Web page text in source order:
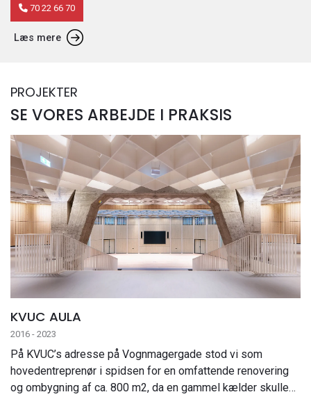
70 22 66 70
Læs mere
PROJEKTER
SE VORES ARBEJDE I PRAKSIS
KVUC AULA
2016 - 2023
På KVUC’s adresse på Vognmagergade stod vi som
hovedentreprenør i spidsen for en omfattende renovering
og ombygning af ca. 800 m2, da en gammel kælder skulle